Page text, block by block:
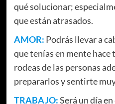
qué solucionar;
que están atrasados.
AMOR: Podrás llevar a
que tenías en mente hace
rodeas de las personas
prepararlos y sentirte
TRABAJO:Será un día